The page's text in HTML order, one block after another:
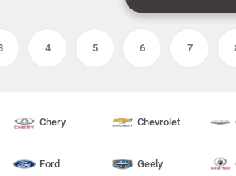
4 5 6 7
Chery Chevrolet
Ford Geely